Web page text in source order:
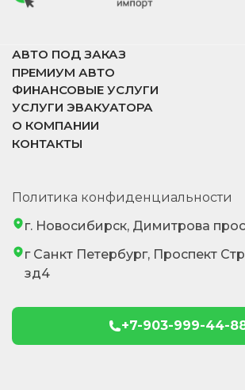
АВТО ПОД ЗАКАЗ
ПРЕМИУМ АВТО
ФИНАНСОВЫЕ УСЛУГИ
УСЛУГИ ЭВАКУАТОРА
О КОМПАНИИ
КОНТАКТЫ
Политика конфиденциальности
г. Новосибирск, Димитрова
г Санкт Петербург, Проспект
зд4
+7-903-999-44-